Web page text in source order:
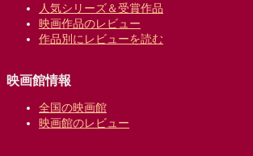
人気シリーズ＆受賞作品
映画作品のレビュー
作品別にレビューを読む
映画館情報
全国の映画館
映画館のレビュー